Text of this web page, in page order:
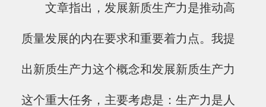
文章指出，发展新质生产力是推动高
质量发展的内在要求和重要着力点。我提
出新质生产力这个概念和发展新质生产力
这个重大任务，主要考虑是：生产力是人